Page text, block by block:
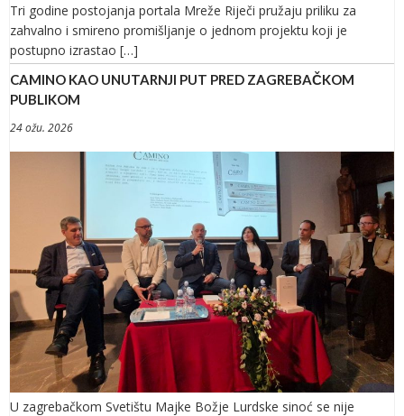
Tri godine postojanja portala Mreže Riječi pružaju priliku za
zahvalno i smireno promišljanje o jednom projektu koji je
postupno izrastao […]
CAMINO KAO UNUTARNJI PUT PRED ZAGREBAČKOM
PUBLIKOM
24 ožu. 2026
U zagrebačkom Svetištu Majke Božje Lurdske sinoć se nije